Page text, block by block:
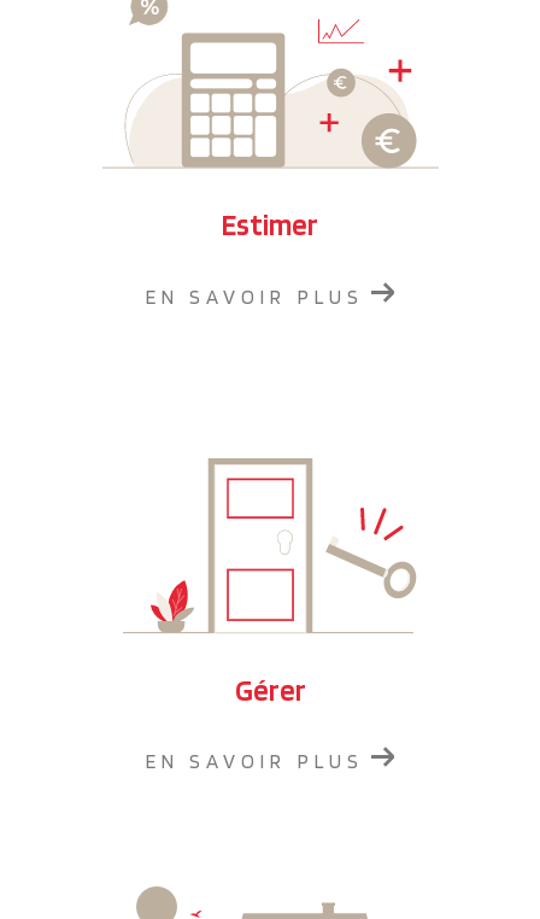
Après une évaluation précise de tous vos critères,
nous dénicherons pour vous le bien immobilier idéal
achatou unelocation.
Gestion locative de vos biens immobiliers
immobiliers en confiant à votre agence immobilière
de la recherche de locataires à la perception des
Contacter notre agence immobilière à
10 ans d'activitéimmobilière à Saint-Gilles et
ses environs nous ont apporté une grande
connaissance de notre secteur. En tant qu'expert du
de votre bien avec précision. En utilisant notre
professionnelleaugmentera ainsi vos chances de
attentive à vos besoins. Contactez-nous dès
Estimer
EN SAVOIR PLUS
Gérer
EN SAVOIR PLUS